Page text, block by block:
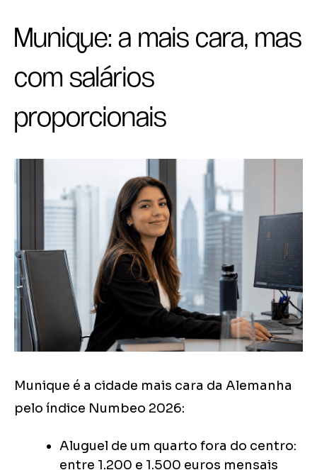
Munique: a mais cara, mas
com salários
proporcionais
Munique é a cidade mais cara da Alemanha
pelo índice Numbeo 2026:
Aluguel de um quarto fora do centro:
entre 1.200 e 1.500 euros mensais